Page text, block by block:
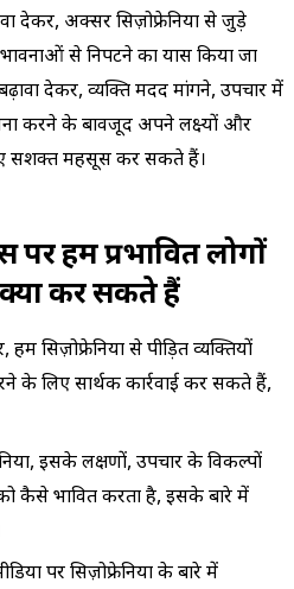
देकर, अक्सर सिज़ोफ्रेनिया से जुड़े
से निपटने का प्रयास किया जा
देकर, व्यक्ति मदद मांगने, उपचार में
करने के बावजूद अपने लक्ष्यों और
सशक्त महसूस कर सकते हैं।
पर हम प्रभावित लोगों
कर सकते हैं
हम सिज़ोफ्रेनिया से पीड़ित व्यक्तियों
के लिए सार्थक कार्रवाई कर सकते हैं,
इसके लक्षणों, उपचार के विकल्पों
कैसे प्रभावित करता है, इसके बारे में
पर सिज़ोफ्रेनिया के बारे में